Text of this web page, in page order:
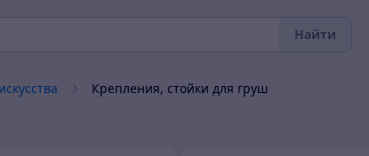
Найти
Крепления, стойки для груш